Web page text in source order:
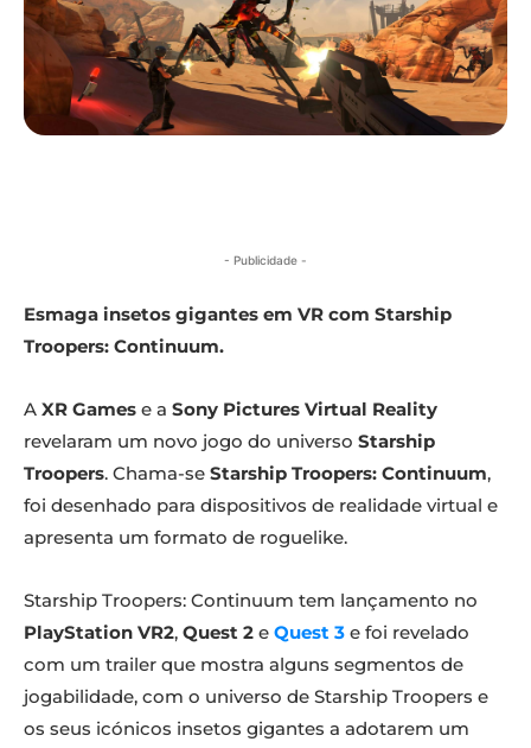
- Publicidade -
Esmaga insetos gigantes em VR com Starship
Troopers: Continuum.
A XR Games e a Sony Pictures Virtual Reality
revelaram um novo jogo do universo Starship
Troopers. Chama-se Starship Troopers: Continuum,
foi desenhado para dispositivos de realidade virtual e
apresenta um formato de roguelike.
Starship Troopers: Continuum tem lançamento no
PlayStation VR2, Quest 2 e Quest 3 e foi revelado
com um trailer que mostra alguns segmentos de
jogabilidade, com o universo de Starship Troopers e
os seus icónicos insetos gigantes a adotarem um